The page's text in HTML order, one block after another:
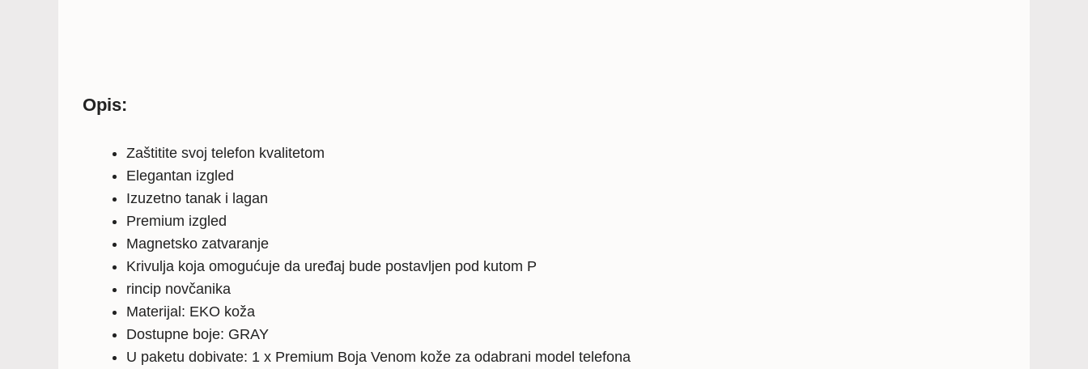
Opis:
Zaštitite svoj telefon kvalitetom
Elegantan izgled
Izuzetno tanak i lagan
Premium izgled
Magnetsko zatvaranje
Krivulja koja omogućuje da uređaj bude postavljen pod kutom P
rincip novčanika
Materijal: EKO koža
Dostupne boje: GRAY
U paketu dobivate: 1 x Premium Boja Venom kože za odabrani model telefona